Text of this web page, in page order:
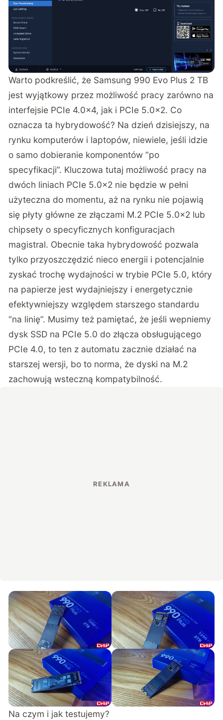
Warto podkreślić, że Samsung 990 Evo Plus 2 TB
jest wyjątkowy przez możliwość pracy zarówno na
interfejsie PCIe 4.0×4, jak i PCIe 5.0×2. Co
oznacza ta hybrydowość? Na dzień dzisiejszy, na
rynku komputerów i laptopów, niewiele, jeśli idzie
o samo dobieranie komponentów “po
specyfikacji”. Kluczowa tutaj możliwość pracy na
dwóch liniach PCIe 5.0×2 nie będzie w pełni
użyteczna do momentu, aż na rynku nie pojawią
się płyty główne ze złączami M.2 PCIe 5.0×2 lub
chipsety o specyficznych konfiguracjach
magistral. Obecnie taka hybrydowość pozwala
tylko przyoszczędzić nieco energii i potencjalnie
zyskać trochę wydajności w trybie PCIe 5.0, który
na papierze jest wydajniejszy i energetycznie
efektywniejszy względem starszego standardu
“na linię”. Musimy też pamiętać, że jeśli wepniemy
dysk SSD na PCIe 5.0 do złącza obsługującego
PCIe 4.0, to ten z automatu zacznie działać na
starszej wersji, bo to norma, że dyski na M.2
zachowują wsteczną kompatybilność.
Na czym i jak testujemy?